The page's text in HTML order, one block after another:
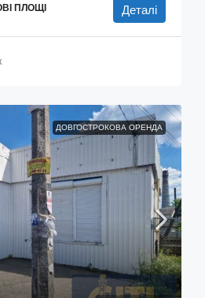
ПЛОЩІ
Деталі
ДОВГОСТРОКОВА ОРЕНДА